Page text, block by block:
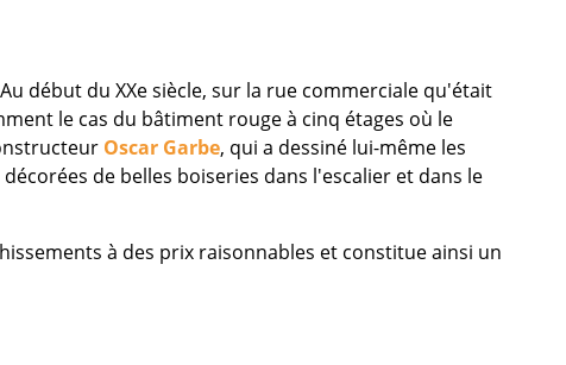
début du XXe siècle, sur la rue commerciale qu'était
le cas du bâtiment rouge à cinq étages où le
Oscar Garbe, qui a dessiné lui-même les
de belles boiseries dans l'escalier et dans le
à des prix raisonnables et constitue ainsi un